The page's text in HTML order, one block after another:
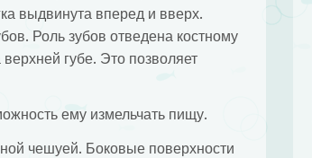
выдвинута вперед и вверх.
Роль зубов отведена костному
губе. Это позволяет
ему измельчать пищу.
чешуей. Боковые поверхности